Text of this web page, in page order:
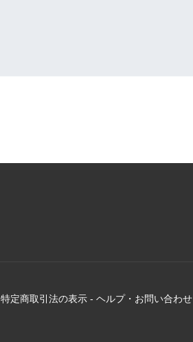
特定商取引法の表示 - ヘルプ・お問い合わせ